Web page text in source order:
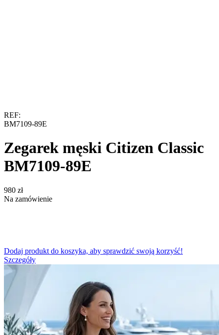
REF:
BM7109-89E
Zegarek męski Citizen Classic
BM7109-89E
‍980‍ zł
Na zamówienie
Dodaj produkt do koszyka, aby sprawdzić swoją korzyść!
Szczegóły